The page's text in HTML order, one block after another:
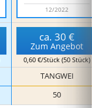
12/2022
ca. 30 €
Zum Angebot
0,60 €/Stück (50 Stück)
TANGWEI
50